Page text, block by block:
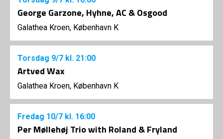
George Garzone, Hyhne, AC & Osgood
Galathea Kroen, København K
Torsdag 9/7 kl. 21:00
Artved Wax
Galathea Kroen, København K
Fredag 10/7 kl. 16:00
Per Møllehøj Trio with Roland & Fryland